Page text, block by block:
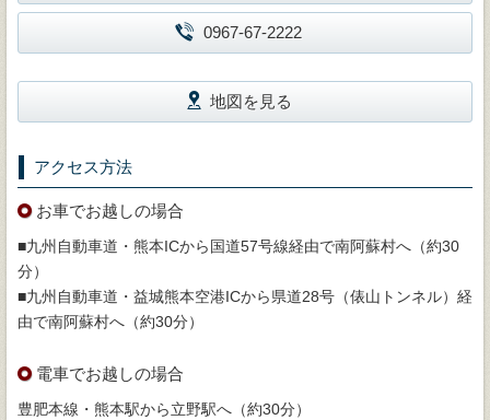
0967-67-2222
地図を見る
アクセス方法
お車でお越しの場合
■九州自動車道・熊本ICから国道57号線経由で南阿蘇村へ（約30
分）
■九州自動車道・益城熊本空港ICから県道28号（俵山トンネル）経
由で南阿蘇村へ（約30分）
電車でお越しの場合
豊肥本線・熊本駅から立野駅へ（約30分）